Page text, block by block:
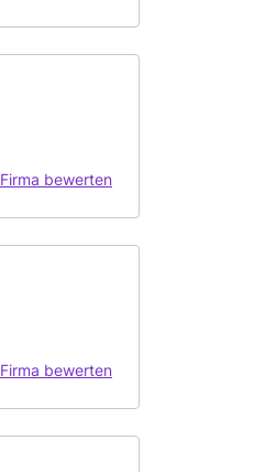
Firma bewerten
Firma bewerten